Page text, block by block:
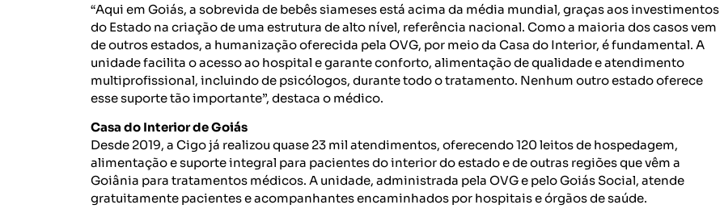
“Aqui em Goiás, a sobrevida de bebês siameses está acima da média mundial, graças aos investimentos
do Estado na criação de uma estrutura de alto nível, referência nacional. Como a maioria dos casos vem
de outros estados, a humanização oferecida pela OVG, por meio da Casa do Interior, é fundamental. A
unidade facilita o acesso ao hospital e garante conforto, alimentação de qualidade e atendimento
multiprofissional, incluindo de psicólogos, durante todo o tratamento. Nenhum outro estado oferece
esse suporte tão importante”, destaca o médico.
Casa do Interior de Goiás
Desde 2019, a Cigo já realizou quase 23 mil atendimentos, oferecendo 120 leitos de hospedagem,
alimentação e suporte integral para pacientes do interior do estado e de outras regiões que vêm a
Goiânia para tratamentos médicos. A unidade, administrada pela OVG e pelo Goiás Social, atende
gratuitamente pacientes e acompanhantes encaminhados por hospitais e órgãos de saúde.